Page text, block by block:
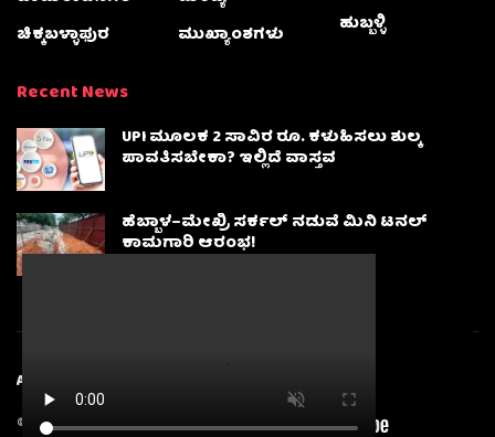
ಚಿಕ್ಕಬಳ್ಳಾಫುರ
ಮುಖ್ಯಾಂಶಗಳು
ಹುಬ್ಬಳ್ಳಿ
Recent News
UPI ಮೂಲಕ 2 ಸಾವಿರ ರೂ. ಕಳುಹಿಸಲು ಶುಲ್ಕ
ಪಾವತಿಸಬೇಕಾ? ಇಲ್ಲಿದೆ ವಾಸ್ತವ
ಹೆಬ್ಬಾಳ–ಮೇಖ್ರಿ ಸರ್ಕಲ್ ನಡುವೆ ಮಿನಿ ಟನಲ್
ಕಾಮಗಾರಿ ಆರಂಭ!
About
© 2025Karnatakanewsbeat